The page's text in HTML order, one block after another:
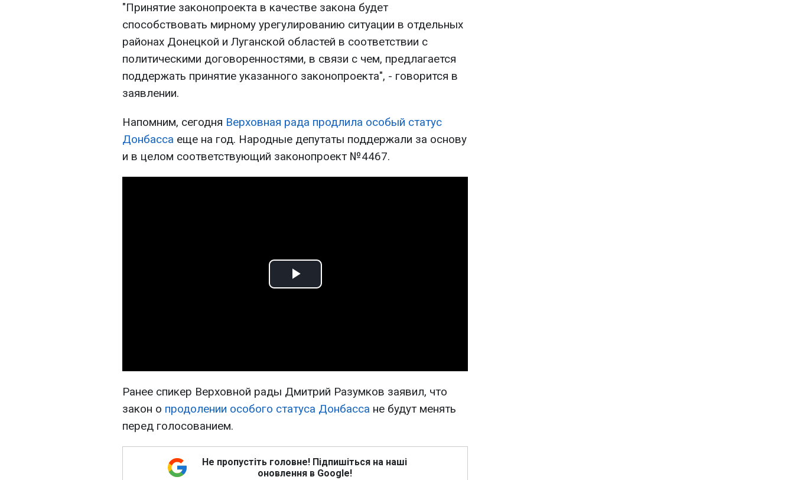
"Принятие законопроекта в качестве закона будет
способствовать мирному урегулированию ситуации в отдельных
районах Донецкой и Луганской областей в соответствии с
политическими договоренностями, в связи с чем, предлагается
поддержать принятие указанного законопроекта", - говорится в
заявлении.
Напомним, сегодня Верховная рада продлила особый статус
Донбасса еще на год. Народные депутаты поддержали за основу
и в целом соответствующий законопроект №4467.
Play
Ранее спикер Верховной рады Дмитрий Разумков заявил, что
закон о продолении особого статуса Донбасса не будут менять
перед голосованием.
Не пропустіть головне! Підпишіться на наші
оновлення в Google!